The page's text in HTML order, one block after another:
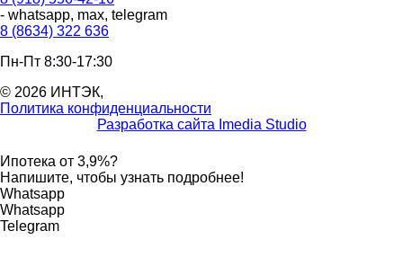
- whatsapp, max, telegram
8 (8634) 322 636
Пн-Пт 8:30-17:30
© 2026 ИНТЭК,
Политика конфиденциальности
Разработка сайта Imedia Studio
Ипотека от 3,9%?
Напишите, чтобы узнать подробнее!
Whatsapp
Whatsapp
Telegram